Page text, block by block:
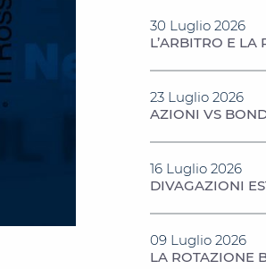
30 Luglio 2026
L’ARBITRO E LA
23 Luglio 2026
AZIONI VS
16 Luglio 2026
DIVAGAZIONI
09 Luglio 2026
LA ROTAZIONE